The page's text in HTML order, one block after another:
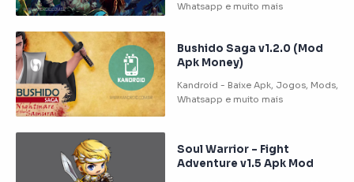
Bushido Saga v1.2.0 (Mod
Apk Money)
Soul Warrior – Fight
Adventure v1.5 Apk Mod